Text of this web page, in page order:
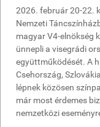
2026. február 20-22.
Nemzeti
magyar V4-elnökség
ünnepli a visegrádi
együttműködését. A
Csehország,
lépnek közösen
már most érdemes
nemzetközi